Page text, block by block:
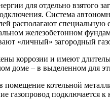
для отдельно взятого
Система
располагают специальную
железобетонном
«личный» загородный
коррозии и имеют
доме – в выделенном для
в помещение котельной
газопровод подключается к